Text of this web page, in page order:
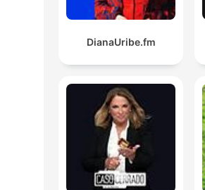
DianaUribe.fm